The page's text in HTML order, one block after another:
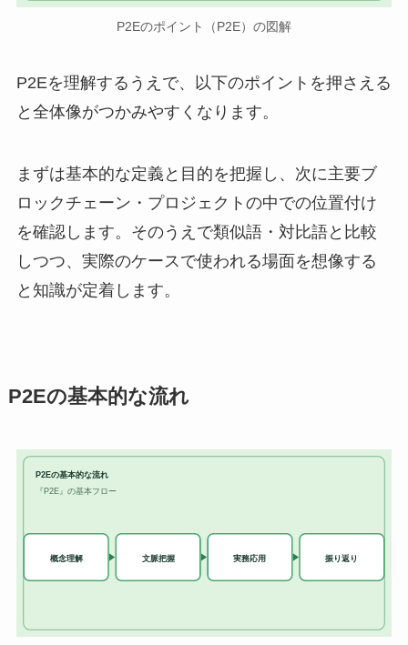
P2Eのポイント（P2E）の図解
P2Eを理解するうえで、以下のポイントを押さえる
と全体像がつかみやすくなります。
まずは基本的な定義と目的を把握し、次に主要ブ
ロックチェーン・プロジェクトの中での位置付け
を確認します。そのうえで類似語・対比語と比較
しつつ、実際のケースで使われる場面を想像する
と知識が定着します。
P2Eの基本的な流れ
P2Eの基本的な流れ
『P2E』の基本フロー
概念理解 文脈把握 実務応用 振り返り